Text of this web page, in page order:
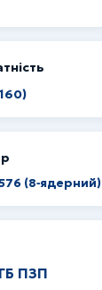
(8‑ядерний)
ПЗП